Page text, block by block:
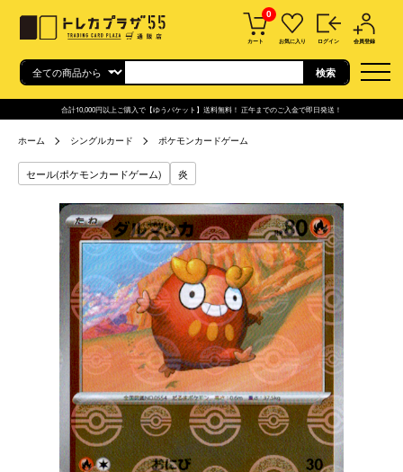
0
カート お気に入り ログイン 会員登録
合計10,000円以上ご購入で【ゆうパケット】送料無料！ 正午までのご入金で即日発送！
ホーム シングルカード ポケモンカードゲーム
セール(ポケモンカードゲーム) 炎